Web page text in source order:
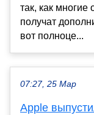
так, как
получат
вот полноце...
07:27, 25 Мар
Apple